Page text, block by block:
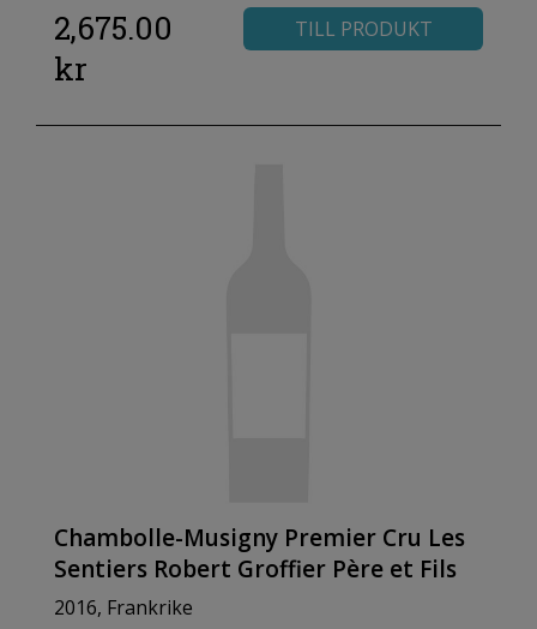
2,675.00
kr
TILL PRODUKT
Chambolle-Musigny Premier Cru Les
Sentiers Robert Groffier Père et Fils
2016, Frankrike